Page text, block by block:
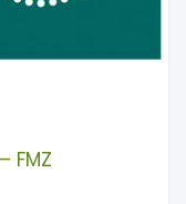
FMZ